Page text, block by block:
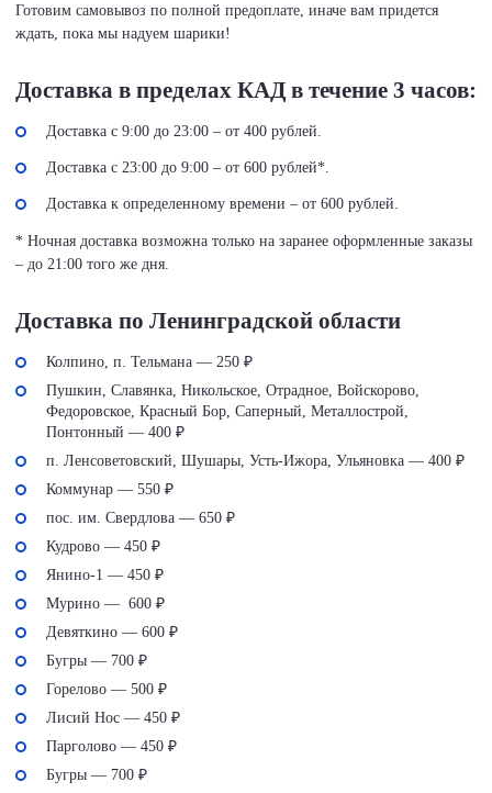
Готовим самовывоз по полной предоплате, иначе вам придется
ждать, пока мы надуем шарики!
Доставка в пределах КАД в течение 3 часов:
Доставка с 9:00 до 23:00 – от 400 рублей.
Доставка с 23:00 до 9:00 – от 600 рублей*.
Доставка к определенному времени – от 600 рублей.
* Ночная доставка возможна только на заранее оформленные заказы
– до 21:00 того же дня.
Доставка по Ленинградской области
Колпино, п. Тельмана — 250 ₽
Пушкин, Славянка, Никольское, Отрадное, Войскорово,
Федоровское, Красный Бор, Саперный, Металлострой,
Понтонный — 400 ₽
п. Ленсоветовский, Шушары, Усть-Ижора, Ульяновка — 400 ₽
Коммунар — 550 ₽
пос. им. Свердлова — 650 ₽
Кудрово — 450 ₽
Янино-1 — 450 ₽
Мурино — 600 ₽
Девяткино — 600 ₽
Бугры — 700 ₽
Горелово — 500 ₽
Лисий Нос — 450 ₽
Парголово — 450 ₽
Бугры — 700 ₽